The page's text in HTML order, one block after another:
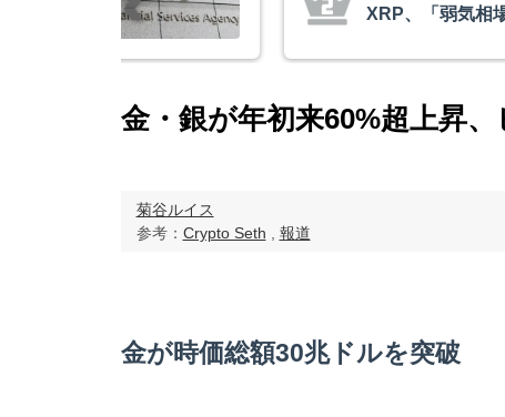
XRP、「弱気相
金・銀が年初来60%超上昇
菊谷ルイス
参考： Crypto Seth 報道
金が時価総額30兆ドルを突破